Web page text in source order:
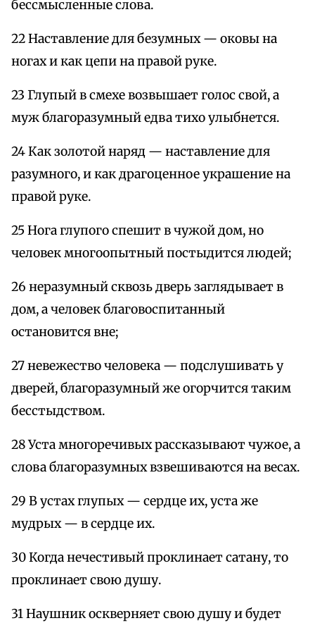
бессмысленные слова.
22 Наставление для безумных — оковы на
ногах и как цепи на правой руке.
23 Глупый в смехе возвышает голос свой, а
муж благоразумный едва тихо улыбнется.
24 Как золотой наряд — наставление для
разумного, и как драгоценное украшение на
правой руке.
25 Нога глупого спешит в чужой дом, но
человек многоопытный постыдится людей;
26 неразумный сквозь дверь заглядывает в
дом, а человек благовоспитанный
остановится вне;
27 невежество человека — подслушивать у
дверей, благоразумный же огорчится таким
бесстыдством.
28 Уста многоречивых рассказывают чужое, а
слова благоразумных взвешиваются на весах.
29 В устах глупых — сердце их, уста же
мудрых — в сердце их.
30 Когда нечестивый проклинает сатану, то
проклинает свою душу.
31 Наушник оскверняет свою душу и будет